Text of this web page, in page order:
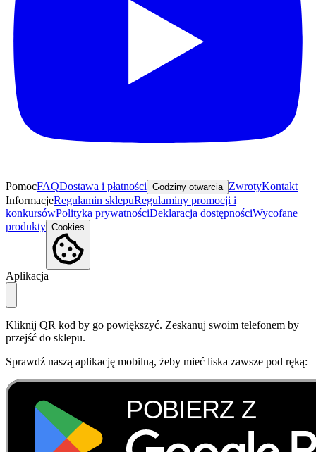
PomocFAQDostawa i płatności Godziny otwarcia ZwrotyKontakt
InformacjeRegulamin sklepuRegulaminy promocji i
konkursówPolityka prywatnościDeklaracja dostępnościWycofane
produkty Cookies
Aplikacja
Kliknij QR kod by go powiększyć. Zeskanuj swoim telefonem by
przejść do sklepu.
Sprawdź naszą aplikację mobilną, żeby mieć liska zawsze pod ręką: